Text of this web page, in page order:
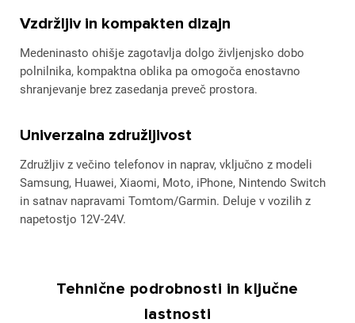
Vzdržljiv in kompakten dizajn
Medeninasto ohišje zagotavlja dolgo življenjsko dobo
polnilnika, kompaktna oblika pa omogoča enostavno
shranjevanje brez zasedanja preveč prostora.
Univerzalna združljivost
Združljiv z večino telefonov in naprav, vključno z modeli
Samsung, Huawei, Xiaomi, Moto, iPhone, Nintendo Switch
in satnav napravami Tomtom/Garmin. Deluje v vozilih z
napetostjo 12V-24V.
Tehnične podrobnosti in ključne
lastnosti